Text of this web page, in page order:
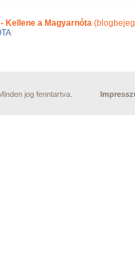
Kellene a Magyarnóta
jog fenntartva.